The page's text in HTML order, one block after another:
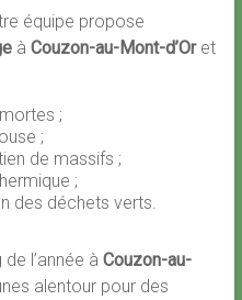
équipe propose
à Couzon-au-Mont-d’Oret
;
;
de massifs ;
;
des déchets verts.
l’année à Couzon-au-
alentour pour des